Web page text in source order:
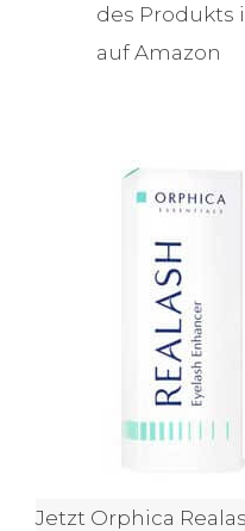
des Produkts
auf Amazon
Jetzt Orphica